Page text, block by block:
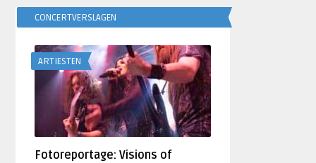
CONCERTVERSLAGEN
ARTIESTEN
Fotoreportage: Visions of